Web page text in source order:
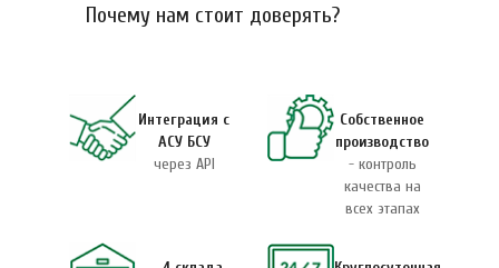
Почему нам стоит доверять?
Интеграция с
АСУ БСУ
через API
Собственное
производство
- контроль
качества на
всех этапах